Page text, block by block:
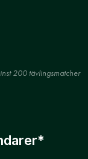
200 tävlingsmatcher